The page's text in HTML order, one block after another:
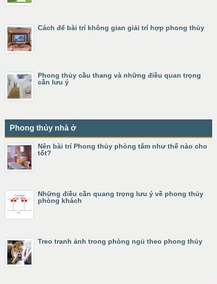
Cách để bài trí không gian giải trí hợp phong thủy
Phong thủy cầu thang và những điều quan trọng
cần lưu ý
Phong thủy nhà ở
Nên bài trí Phong thủy phòng tắm như thế nào cho
tốt?
Những điều cần quang trọng lưu ý về phong thủy
phòng khách
Treo tranh ảnh trong phòng ngủ theo phong thủy